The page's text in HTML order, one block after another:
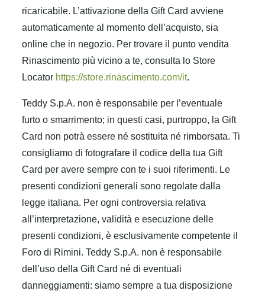
ricaricabile. L’attivazione della Gift Card avviene
automaticamente al momento dell’acquisto, sia
online che in negozio. Per trovare il punto vendita
Rinascimento più vicino a te, consulta lo Store
Locator https://store.rinascimento.com/it.
Teddy S.p.A. non è responsabile per l’eventuale
furto o smarrimento; in questi casi, purtroppo, la Gift
Card non potrà essere né sostituita né rimborsata. Ti
consigliamo di fotografare il codice della tua Gift
Card per avere sempre con te i suoi riferimenti. Le
presenti condizioni generali sono regolate dalla
legge italiana. Per ogni controversia relativa
all’interpretazione, validità e esecuzione delle
presenti condizioni, è esclusivamente competente il
Foro di Rimini. Teddy S.p.A. non è responsabile
dell’uso della Gift Card né di eventuali
danneggiamenti: siamo sempre a tua disposizione